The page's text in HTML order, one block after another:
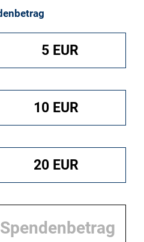
5 EUR
10 EUR
20 EUR